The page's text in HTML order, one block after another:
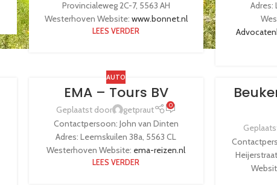
Provincialeweg 2C-7, 5563 AH
Westerhoven Website: www.bonnet.nl
LEES VERDER
Adres:
AUTO
EMA – Tours BV
Geplaatst door getpraut 0
Contactpersoon: John van Dinten
Adres: Leemskuilen 38a, 5563 CL
Westerhoven Website: ema-reizen.nl
LEES VERDER